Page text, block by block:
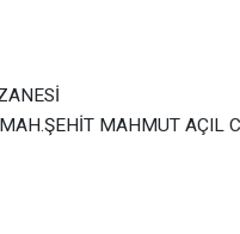
MAHMUT AÇIL